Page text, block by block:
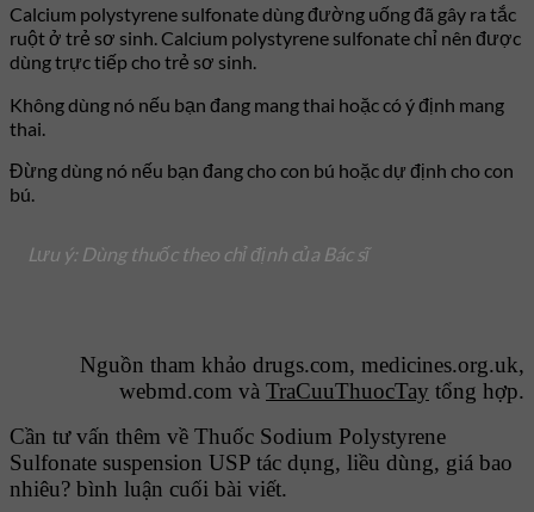
Calcium polystyrene sulfonate dùng đường uống đã gây ra tắc
ruột ở trẻ sơ sinh. Calcium polystyrene sulfonate chỉ nên được
dùng trực tiếp cho trẻ sơ sinh.
Không dùng nó nếu bạn đang mang thai hoặc có ý định mang
thai.
Đừng dùng nó nếu bạn đang cho con bú hoặc dự định cho con
bú.
Lưu ý: Dùng thuốc theo chỉ định của Bác sĩ
Nguồn tham khảo drugs.com, medicines.org.uk,
webmd.com và TraCuuThuocTay tổng hợp.
Cần tư vấn thêm về Thuốc Sodium Polystyrene
Sulfonate suspension USP tác dụng, liều dùng, giá bao
nhiêu? bình luận cuối bài viết.